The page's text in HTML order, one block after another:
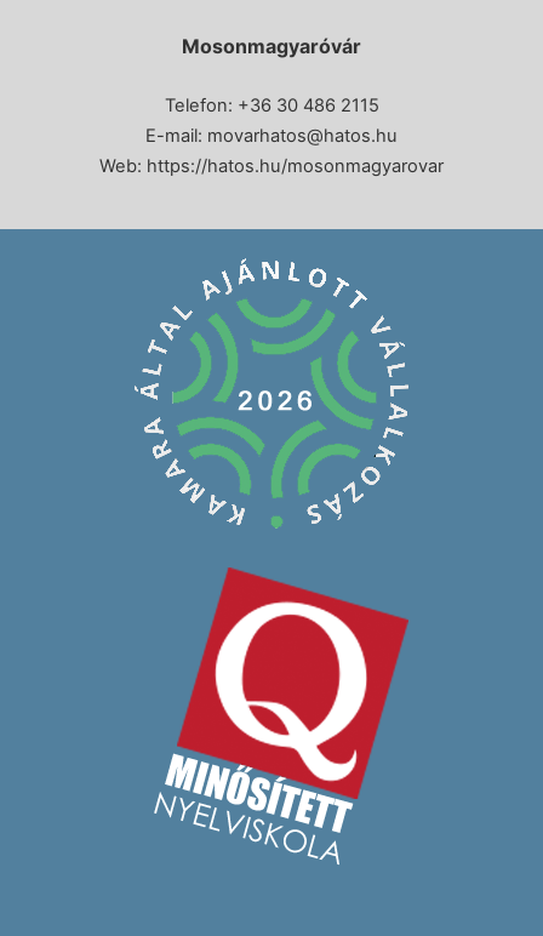
Mosonmagyaróvár
Telefon: +36 30 486 2115
E-mail: movarhatos@hatos.hu
Web: https://hatos.hu/mosonmagyarovar